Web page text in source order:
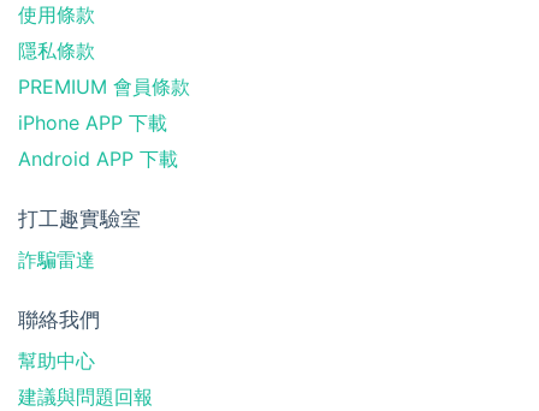
使用條款
隱私條款
PREMIUM 會員條款
iPhone APP 下載
Android APP 下載
打工趣實驗室
詐騙雷達
聯絡我們
幫助中心
建議與問題回報